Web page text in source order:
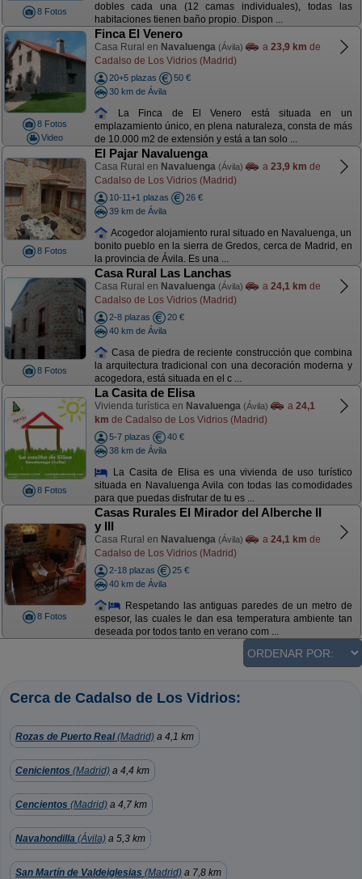
8 Fotos
dobles cada una (12 camas individuales), todas las
habitaciones tienen baño propio. Dispon ...
8 Fotos
Video
Finca El Venero
Casa Rural en Navaluenga (Ávila) a 23,9 km de
Cadalso de Los Vidrios (Madrid)
20+5 plazas
50 €
30 km de Ávila
La Finca de El Venero está situada en un
emplazamiento único, en plena naturaleza, consta de más
de 10.000 m2 de extensión y está a tan solo ...
8 Fotos
El Pajar Navaluenga
Casa Rural en Navaluenga (Ávila) a 23,9 km de
Cadalso de Los Vidrios (Madrid)
10-11+1 plazas
26 €
39 km de Ávila
Acogedor alojamiento rural situado en Navaluenga, un
bonito pueblo en la sierra de Gredos, cerca de Madrid, en
la provincia de Ávila. Es una ...
8 Fotos
Casa Rural Las Lanchas
Casa Rural en Navaluenga (Ávila) a 24,1 km de
Cadalso de Los Vidrios (Madrid)
2-8 plazas
20 €
40 km de Ávila
Casa de piedra de reciente construcción que combina
la arquitectura tradicional con una decoración moderna y
acogedora, está situada en el c ...
8 Fotos
La Casita de Elisa
Vivienda turística en Navaluenga (Ávila) a 24,1
km de Cadalso de Los Vidrios (Madrid)
5-7 plazas
40 €
38 km de Ávila
La Casita de Elisa es una vivienda de uso turístico
situada en Navaluenga Avila con todas las comodidades
para que puedas disfrutar de tu es ...
8 Fotos
Casas Rurales El Mirador del Alberche II
y III
Casa Rural en Navaluenga (Ávila) a 24,1 km de
Cadalso de Los Vidrios (Madrid)
2-18 plazas
25 €
40 km de Ávila
Respetando las antiguas paredes de un metro de
espesor, las cuales le dan esa temperatura ambiente tan
deseada por todos tanto en verano com ...
Cerca de Cadalso de Los Vidrios:
Rozas de Puerto Real(Madrid) a 4,1 km
Cenicientos (Madrid) a 4,4 km
Cencientos (Madrid) a 4,7 km
Navahondilla (Ávila) a 5,3 km
San Martín de Valdeiglesias (Madrid) a 7,8 km